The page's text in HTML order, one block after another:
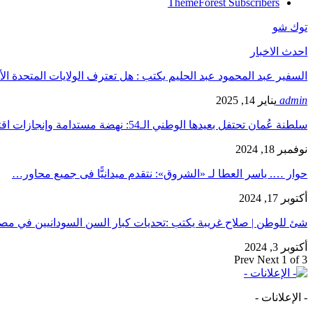
توك شو
احدث الاخبار
السفير عبد المحمود عبد الحليم يكتب : هل تعترف الولايات المتحدة
admin يناير 14, 2025
سلطنة عُمان تحتفل بعيدها الوطني الـ54: نهضة مستدامة وإنجازات اقتصادية…
نوفمبر 18, 2024
حوار …. ياسر العطا لـ «الشروق»: نتقدم ميدانيًّا فى جميع محاور…
أكتوبر 17, 2024
شئ للوطن | صلاح غريبة يكتب :تحديات كبار السن السودانيين في
أكتوبر 3, 2024
Prev Next 1 of 3
- الإعلانات -